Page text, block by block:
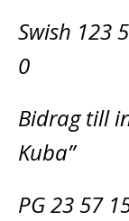
Swish 123
0
Bidrag till
Kuba”
PG 23 57